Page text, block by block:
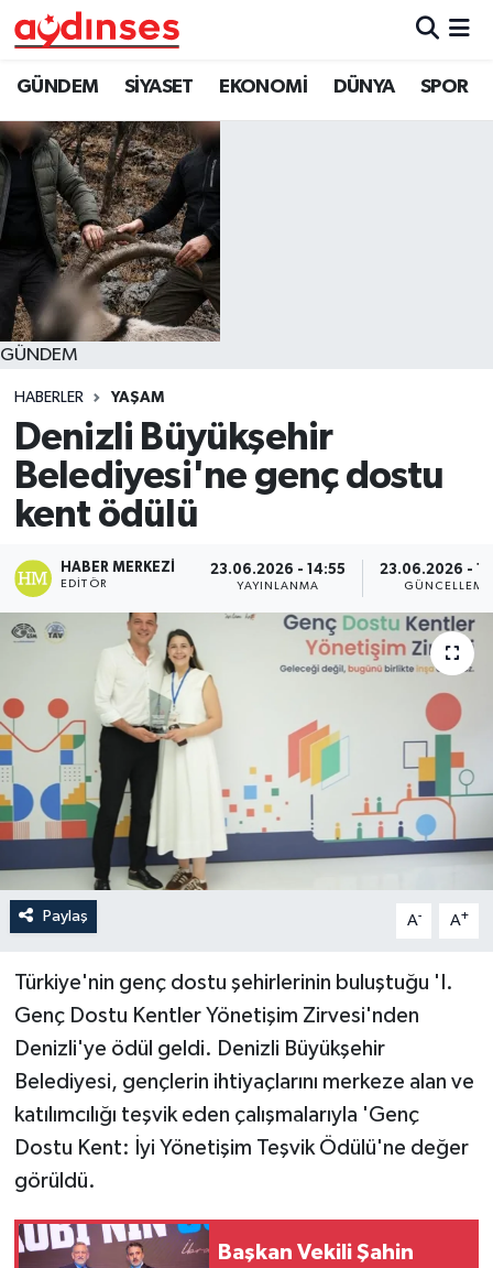
GÜNDEM SİYASET EKONOMİ DÜNYA SPOR
GÜNDEM
HABERLER YAŞAM
Denizli Büyükşehir
Belediyesi'ne genç dostu
kent ödülü
HABER MERKEZI
EDITÖR
23.06.2026 - 14:55
YAYINLANMA
23.06.2026 -
GÜNCELLEME
Paylaş A- A+
Türkiye'nin genç dostu şehirlerinin buluştuğu 'I.
Genç Dostu Kentler Yönetişim Zirvesi'nden
Denizli'ye ödül geldi. Denizli Büyükşehir
Belediyesi, gençlerin ihtiyaçlarını merkeze alan ve
katılımcılığı teşvik eden çalışmalarıyla 'Genç
Dostu Kent: İyi Yönetişim Teşvik Ödülü'ne değer
görüldü.
Başkan Vekili Şahin
GÜNDEM
SİYASET
EKONOMİ
DÜNYA
SPOR
MAGAZİN
YAŞAM
Nöbetçi Eczaneler
Hava Durumu
Aydin Namaz Vakitleri
Trafik Durumu
Süper Lig Puan Durumu ve Fikstür
Tüm Manşetler
Son Dakika Haberleri
Haber Arşivi